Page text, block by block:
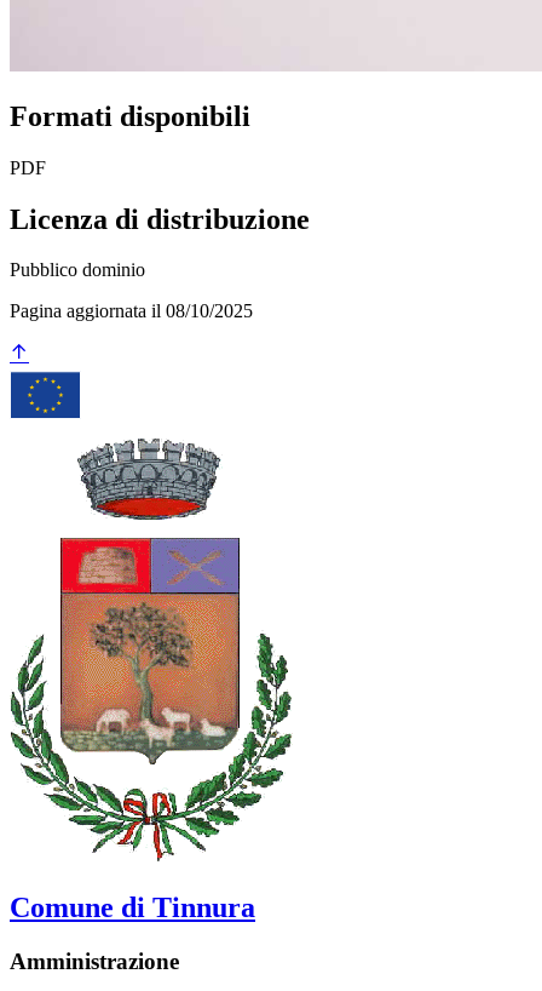
Formati disponibili
PDF
Licenza di distribuzione
Pubblico dominio
Pagina aggiornata il 08/10/2025
Comune di Tinnura
Amministrazione